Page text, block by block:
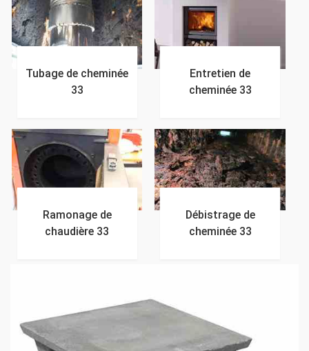
Tubage de cheminée
33
Entretien de
cheminée 33
Ramonage de
chaudière 33
Débistrage de
cheminée 33